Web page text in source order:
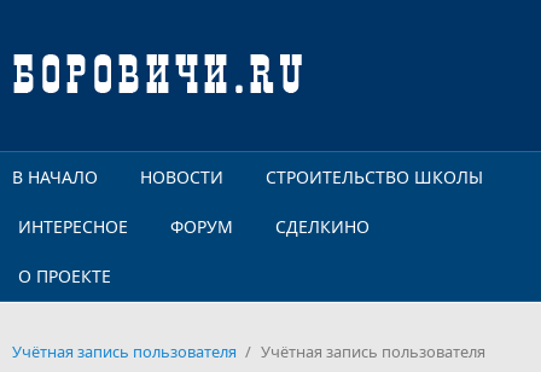
В НАЧАЛО НОВОСТИ СТРОИТЕЛЬСТВО ШКОЛЫ
ИНТЕРЕСНОЕ ФОРУМ СДЕЛКИНО
О ПРОЕКТЕ
Учётная запись пользователя / Учётная запись пользователя